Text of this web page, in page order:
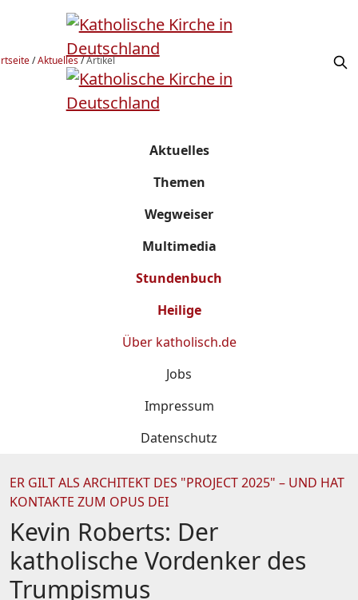
/Aktuelles/Artikel
Aktuelles
Themen
Wegweiser
Multimedia
Stundenbuch
Heilige
Über katholisch.de
Jobs
Impressum
Datenschutz
ER GILT ALS ARCHITEKT DES "PROJECT 2025" – UND HAT
KONTAKTE ZUM OPUS DEI
Kevin Roberts: Der
katholische Vordenker des
Trumpismus